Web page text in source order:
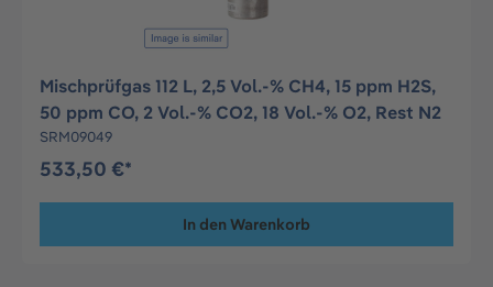
Mischprüfgas 112 L, 2,5 Vol.-% CH4, 15 ppm H2S,
50 ppm CO, 2 Vol.-% CO2, 18 Vol.-% O2, Rest N2
SRM09049
533,50 €*
In den Warenkorb